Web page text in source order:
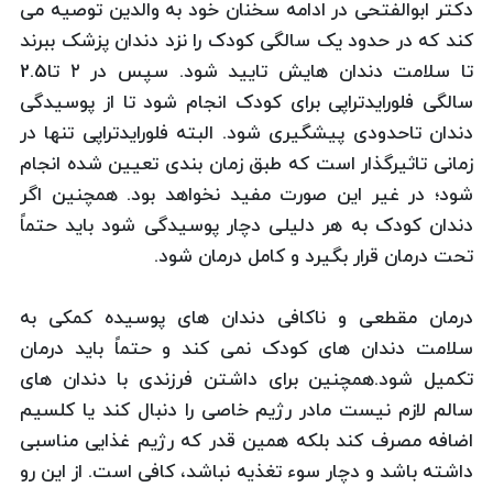
دکتر ابوالفتحی در ادامه سخنان خود به والدین توصیه می
کند که در حدود یک سالگی کودک را نزد دندان پزشک ببرند
تا سلامت دندان هایش تایید شود. سپس در ۲ تا2.5
سالگی فلورایدتراپی برای کودک انجام شود تا از پوسیدگی
دندان تاحدودی پیشگیری شود. البته فلورایدتراپی تنها در
زمانی تاثیرگذار است که طبق زمان بندی تعیین شده انجام
شود؛ در غیر این صورت مفید نخواهد بود. همچنین اگر
دندان کودک به هر دلیلی دچار پوسیدگی شود باید حتماً
تحت درمان قرار بگیرد و کامل درمان شود.
درمان مقطعی و ناکافی دندان های پوسیده کمکی به
سلامت دندان های کودک نمی کند و حتماً باید درمان
تکمیل شود.همچنین برای داشتن فرزندی با دندان های
سالم لازم نیست مادر رژیم خاصی را دنبال کند یا کلسیم
اضافه مصرف کند بلکه همین قدر که رژیم غذایی مناسبی
داشته باشد و دچار سوء تغذیه نباشد، کافی است. از این رو